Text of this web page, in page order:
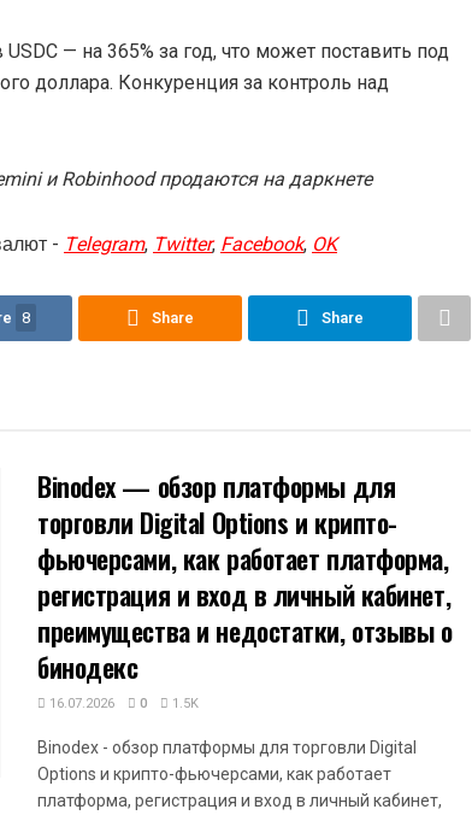
— на 365% за год, что может поставить под
доллара. Конкуренция за контроль над
и Robinhood продаются на даркнете
- Telegram, Twitter, Facebook, OK
8 Share Share
Binodex — обзор платформы для
торговли Digital Options и крипто-
фьючерсами, как работает платформа,
регистрация и вход в личный кабинет,
преимущества и недостатки, отзывы о
бинодекс
16.07.2026 0 1.5K
Binodex - обзор платформы для торговли Digital
Options и крипто-фьючерсами, как работает
платформа, регистрация и вход в личный кабинет,